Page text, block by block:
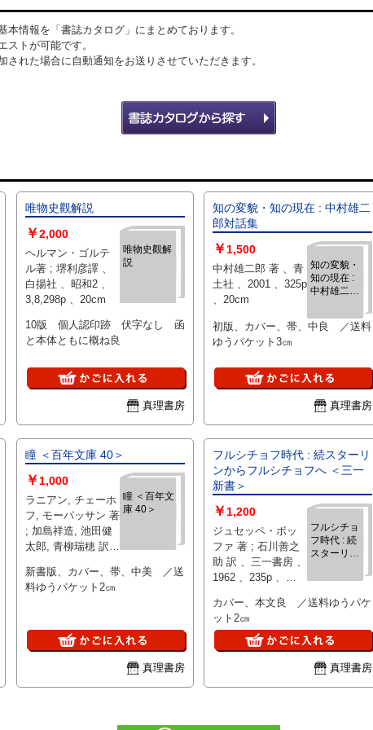
本情報を「書誌カタログ」にまとめております。
ストが可能です。
された場合に自動通知をお送りさせていただきます。
唯物史觀解説
唯物史觀解
説
￥2,000
ヘルマン・ゴルテ
ル著 ; 堺利彦譯 、
白揚社 、昭和2 、
3,8,298p 、20cm
10版 個人認印跡 伏字なし 函
と本体ともに概ね良
真理書房
知の変貌・知の現在 : 中村雄二
郎対話集
知の変貌・
知の現在 :
中村雄二郎
￥ 1,500
中村雄二郎 著 、青
土社 、2001 、325p
、20cm
初版、カバー、帯、中良 ／送料
ゆうパケット3㎝
真理書房
瞳 ＜百年文庫 40＞
瞳 ＜百年文
庫 40＞
￥ 1,000
ラニアン, チェーホ
フ, モーパッサン 著
; 加島祥造, 池田健
太郎, 青柳瑞穂 訳
、137p 、19cm
新書版、カバー、帯、中美 ／送
料ゆうパケット2㎝
真理書房
フルシチョフ時代 : 続スターリ
ンからフルシチョフへ ＜三一
新書＞
フルシチョ
フ時代 : 続
スターリン
チョフへ ＜
￥ 1,200
ジュセッペ・ボッ
ファ 著 ; 石川善之
助 訳 、三一書房 、
1962 、235p 、
カバー、本文良 ／送料ゆうパケ
ット2㎝
真理書房